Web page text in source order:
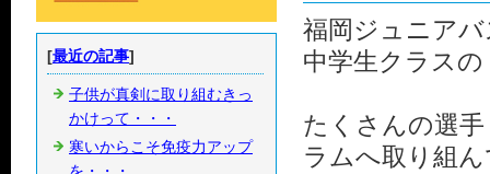
福岡ジュニア
中学生クラス
たくさんの選
ラムへ取り組
[最近の記事]
子供が真剣に取り組むきっ
かけって・・・
寒いからこそ免疫力アップ